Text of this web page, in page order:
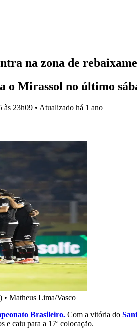
na zona de
Mirassol no último
às 23h09 • Atualizado há 1 ano
• Matheus Lima/Vasco
Brasileiro. Com a vitória do
e caiu para a 17ª colocação.